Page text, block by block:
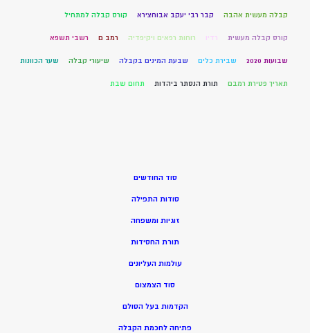
קבלה מעשית אהבה קבר רבי יעקב אבוחצירא קורס קבלה למתחיל
קורס קבלה מעשית רדיו רוחות רפאים ויקיפדיה רמב ם רשבי תשפא
שבועות 2020 שבירת כלים שבעת המינים בקבלה שיעורי קבלה שער הכוונות
תאריך פטירת רמבם תורת הנסתר ביהדות תחום שבת
סוד החודשים
סודות התפילה
זוגיות ומשפחה
תורת החסידות
עולמות העליונים
סוד הצמצום
הקדמות בעל הסולם
פתיחה לחכמת הקבלה